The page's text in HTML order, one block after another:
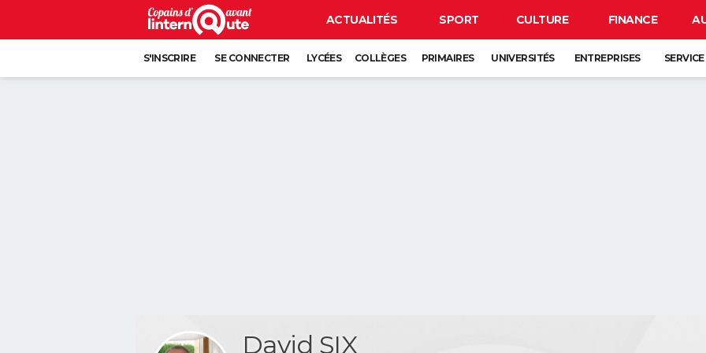
ACTUALITÉS SPORT CULTURE FINANCE
S'INSCRIRE SE CONNECTER LYCÉES COLLÈGES PRIMAIRES UNIVERSITÉS ENTREPRISES
David SIX